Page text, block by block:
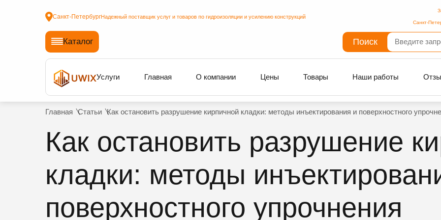
Санкт-ПетербургНадежный поставщик услуг и товаров по гидроизоляции и усилению конструкций
Санкт-
Каталог Поиск
Услуги Главная О компании Цены Товары Наши работы
Главная Статьи Как остановить разрушение кирпичной кладки: методы инъектирования и поверхностного
Как остановить разрушение
кладки: методы
поверхностного упрочнения